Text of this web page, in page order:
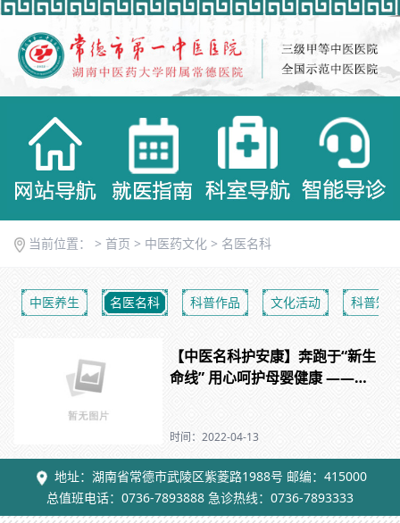
当前位置： > 首页 > 中医药文化 > 名医名科
中医养生 名医名科 科普作品 文化活动 科普知识
【中医名科护安康】奔跑于“新生
命线” 用心呵护母婴健康 ——记
时间：2022-04-13
地址：湖南省常德市武陵区紫菱路1988号 邮编：415000
总值班电话：0736-7893888 急诊热线：0736-7893333